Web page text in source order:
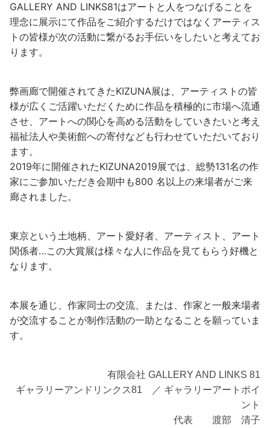
GALLERY AND LINKS81はアートと人をつなげることを
理念に展示にて作品をご紹介するだけではなくアーティス
トの皆様が次の活動に繋がるお手伝いをしたいと考えてお
ります。
弊画廊で開催されてきたKIZUNA展は、アーティストの皆
様が広くご活躍いただくために作品を積極的に市場へ流通
させ、アートへの関心を高める活動をしていきたいと考え
福祉法人や美術館への寄付なども行わせていただいており
ます。
2019年に開催されたKIZUNA2019展では、総勢131名の作
家にご参加いただき会期中も800 名以上の来場者がご来
廊されました。
東京という土地柄、アート愛好者、アーティスト、アート
関係者…この大賞展は様々な人に作品を見てもらう好機と
なります。
本展を通じ、作家同士の交流、または、作家と一般来場者
が交流することが制作活動の一助となることを願っていま
す。
有限会社 GALLERY AND LINKS 81
ギャラリーアンドリンクス81 ／ ギャラリーアートポイ
ント
代表 渡部 清子